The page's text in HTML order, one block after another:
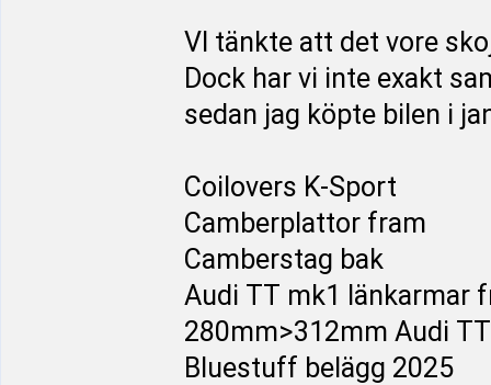
VI tänkte att det vore
Dock har vi inte exakt
sedan jag köpte bilen i
Coilovers K-Sport
Camberplattor fram
Camberstag bak
Audi TT mk1 länkarmar
280mm>312mm Audi
Bluestuff belägg 2025